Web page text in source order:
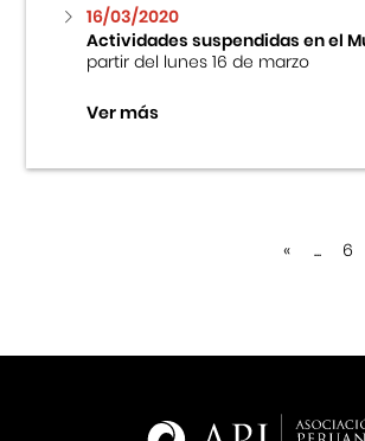
16/03/2020
Actividades suspendidas en el
partir del lunes 16 de marzo
Ver más
« ... 6